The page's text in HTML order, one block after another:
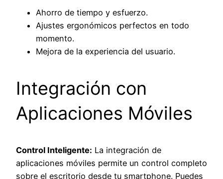
Ahorro de tiempo y esfuerzo.
Ajustes ergonómicos perfectos en todo
momento.
Mejora de la experiencia del usuario.
Integración con
Aplicaciones Móviles
Control Inteligente: La integración de
aplicaciones móviles permite un control completo
sobre el escritorio desde tu smartphone. Puedes